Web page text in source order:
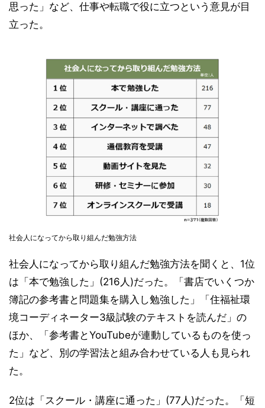
思った」など、仕事や転職で役に立つという意見が目
立った。
社会人になってから取り組んだ勉強方法
社会人になってから取り組んだ勉強方法を聞くと、1位
は「本で勉強した」(216人)だった。「書店でいくつか
簿記の参考書と問題集を購入し勉強した」「住福祉環
境コーディネーター3級試験のテキストを読んだ」の
ほか、「参考書とYouTubeが連動しているものを使っ
た」など、別の学習法と組み合わせている人も見られ
た。
2位は「スクール・講座に通った」(77人)だった。「短